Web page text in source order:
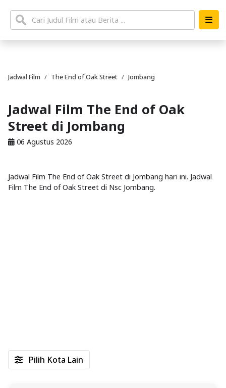
Jadwal Film The End of Oak Street Jombang
Jadwal Film The End of Oak
Street di Jombang
06 Agustus 2026
Jadwal Film The End of Oak Street di Jombang hari ini. Jadwal
Film The End of Oak Street di Nsc Jombang.
Pilih Kota Lain